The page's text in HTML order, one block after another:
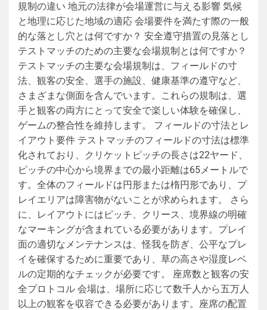
規制の違い 地元の法律が会場運営に与える影響 気候
と地理に応じた地域の適応 会場要件を満たす際の一般
的な落とし穴とは何ですか？ 安全遵守措置の見落とし
テストマッチのための主要な会場規制とは何ですか？
テストマッチの主要な会場規制は、フィールドの寸
法、観客の安全、選手の施設、健康基準の遵守など、
さまざまな側面を含んでいます。これらの規制は、選
手と観客の両方にとって安全で楽しい体験を確保し、
ゲームの整合性を維持します。 フィールドの寸法とレ
イアウト要件 テストマッチのフィールドの寸法は標準
化されており、クリケットピッチの長さは22ヤード、
ピッチの中心から境界までの最小距離は65メートルで
す。全体のフィールドは円形または楕円形であり、プ
レイエリアは障害物がないことが求められます。 さら
に、レイアウトにはピッチ、クリース、境界線の明確
なマーキングが含まれている必要があります。プレイ
面の適切なメンテナンスは、怪我を防ぎ、公平なプレ
イを確保するために重要であり、草の高さや湿度レベ
ルの定期的なチェックが必要です。 座席数と観客の安
全プロトコル 会場は、場所に応じて数千人から五万人
以上の観客を収容できる必要があります。座席の配置